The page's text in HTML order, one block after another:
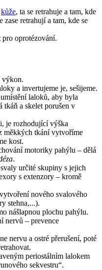
kůže, ta se retrahuje a tam, kde
zase retrahují a tam, kde se
pro oprotézování.
výkon.
a invertujeme je, sešijeme.
laloků, aby byla
tkáň a skelet porušen v
je rozhodující výška
měkkých tkání vytvoříme
kost.
motoriky pahýlu – dělá
.
určité skupiny s jejich
s extenzory – kromě
nového svalového
stehna,...).
nášlapnou plochu pahýlu.
nervů – prevence
nervu a ostré přerušení, poté
periostálním lalokem
sekvestru“.